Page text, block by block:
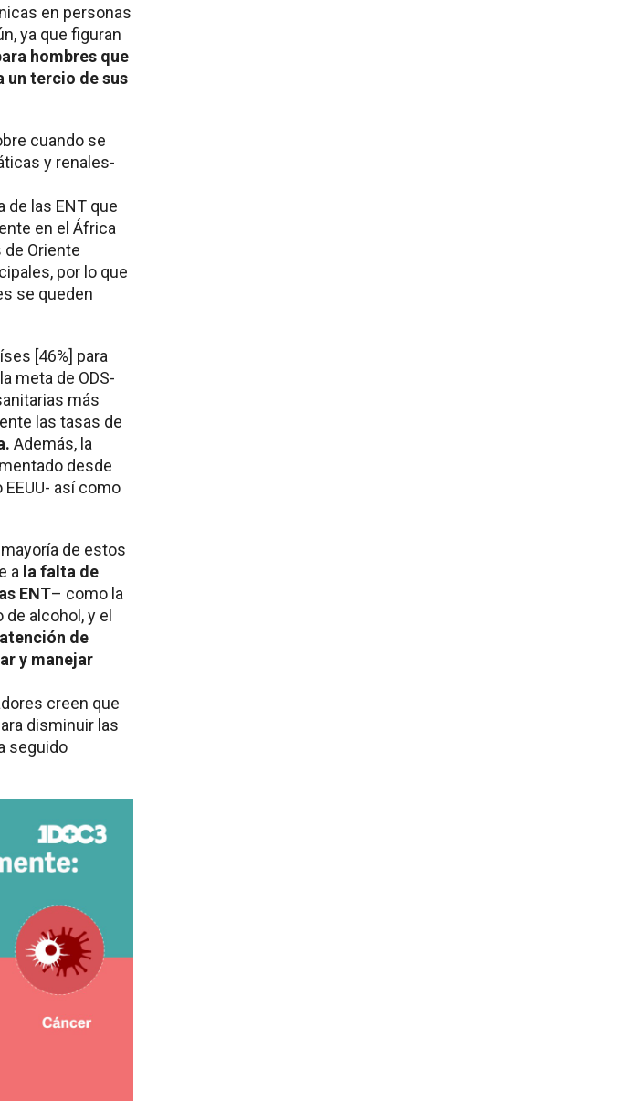
en personas
ya que figuran
hombres que
un tercio de sus
cuando se
y renales-
de las ENT que
en el África
Oriente
por lo que
se queden
[46%] para
meta de ODS-
más
las tasas de
Además, la
desde
así como
de estos
a la falta de
ENT– como la
alcohol, y el
de
y manejar
creen que
disminuir las
seguido